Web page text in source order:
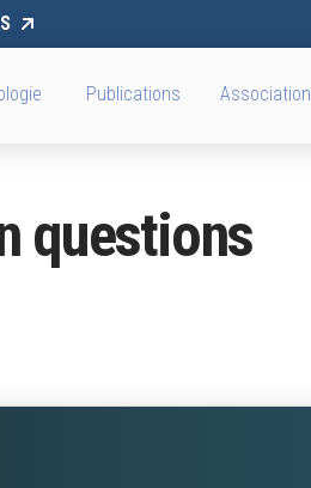
Publications Association
questions